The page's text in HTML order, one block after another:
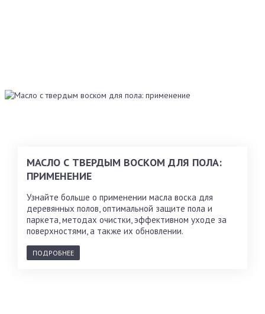
МАСЛО С ТВЕРДЫМ ВОСКОМ ДЛЯ ПОЛА:
ПРИМЕНЕНИЕ
Узнайте больше о применении масла воска для
деревянных полов, оптимальной защите пола и
паркета, методах очистки, эффективном уходе за
поверхностями, а также их обновлении.
ПОДРОБНЕЕ